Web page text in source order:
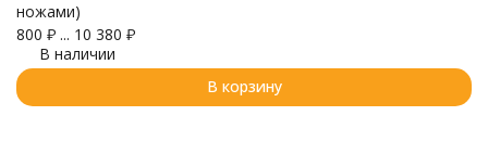
ножами)
800 ₽ ... 10 380 ₽
В наличии
В корзину